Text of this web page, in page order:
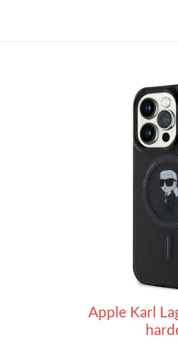
Apple Karl